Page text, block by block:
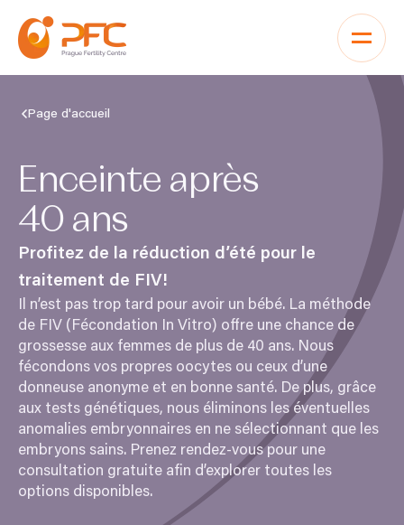
Page d'accueil
Enceinte après
40 ans
Profitez de la réduction d’été pour le
traitement de FIV!
Il n’est pas trop tard pour avoir un bébé. La méthode
de FIV (Fécondation In Vitro) offre une chance de
grossesse aux femmes de plus de 40 ans. Nous
fécondons vos propres oocytes ou ceux d’une
donneuse anonyme et en bonne santé. De plus, grâce
aux tests génétiques, nous éliminons les éventuelles
anomalies embryonnaires en ne sélectionnant que les
embryons sains. Prenez rendez-vous pour une
consultation gratuite afin d’explorer toutes les
options disponibles.